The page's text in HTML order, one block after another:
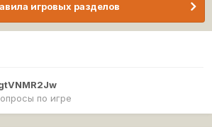
игровых разделов
по игре